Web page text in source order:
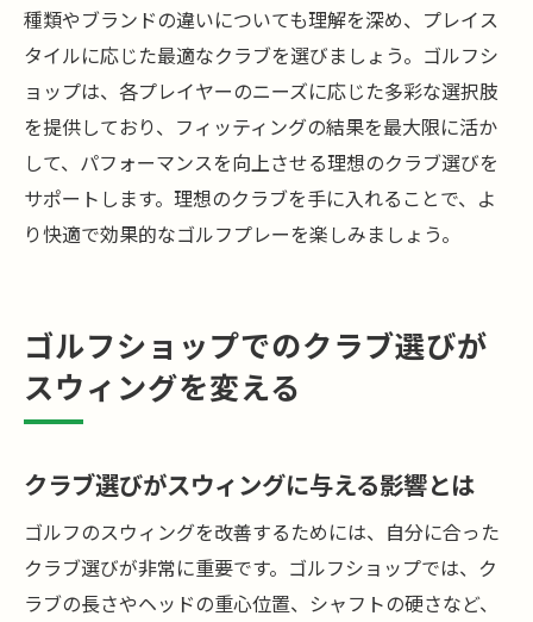
種類やブランドの違いについても理解を深め、プレイス
タイルに応じた最適なクラブを選びましょう。ゴルフシ
ョップは、各プレイヤーのニーズに応じた多彩な選択肢
を提供しており、フィッティングの結果を最大限に活か
して、パフォーマンスを向上させる理想のクラブ選びを
サポートします。理想のクラブを手に入れることで、よ
り快適で効果的なゴルフプレーを楽しみましょう。
ゴルフショップでのクラブ選びが
スウィングを変える
クラブ選びがスウィングに与える影響とは
ゴルフのスウィングを改善するためには、自分に合った
クラブ選びが非常に重要です。ゴルフショップでは、ク
ラブの長さやヘッドの重心位置、シャフトの硬さなど、